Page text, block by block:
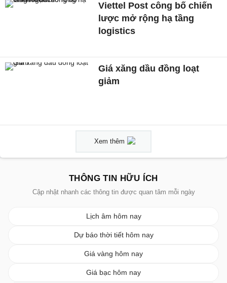
Viettel Post công bố chiến
lược mở rộng hạ tầng
logistics
Giá xăng dầu đồng loạt
giảm
Xem thêm
THÔNG TIN HỮU ÍCH
Cập nhật nhanh các thông tin được quan tâm mỗi ngày
Lịch âm hôm nay
Dự báo thời tiết hôm nay
Giá vàng hôm nay
Giá bạc hôm nay